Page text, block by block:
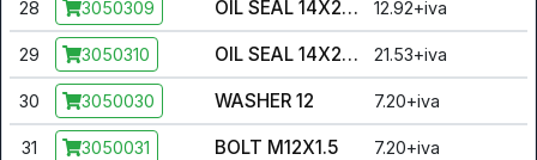
28 3050309 OIL SEAL 14X22X5 12.92+iva
29 3050310 OIL SEAL 14X28X7 21.53+iva
30 3050030 WASHER 12 7.20+iva
31 3050031 BOLT M12X1.5 7.20+iva